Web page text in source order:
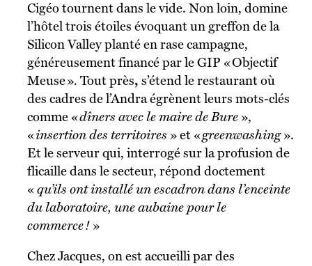
Cigéo tournent dans le vide. Non loin, domine
l’hôtel trois étoiles évoquant un greffon de la
Silicon Valley planté en rase campagne,
généreusement financé par le GIP « Objectif
Meuse ». Tout près, s’étend le restaurant où
des cadres de l’Andra égrènent leurs mots-clés
comme «dîners avec le maire de Bure »,
«insertion des territoires » et «greenwashing».
Et le serveur qui, interrogé sur la profusion de
flicaille dans le secteur, répond doctement
«qu’ils ont installé un escadron dans l’enceinte
du laboratoire, une aubaine pour le
commerce ! »
Chez Jacques, on est accueilli par des